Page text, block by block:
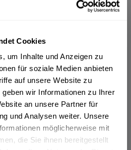
Cookies
um Inhalte und Anzeigen zu
für soziale Medien anbieten
auf unsere Website zu
wir Informationen zu Ihrer
an unsere Partner für
und Analysen weiter. Unsere
möglicherweise mit
die Sie ihnen bereitgestellt
von Überkinger nach
das Mineralwasser von
Pferden an die Umgebung
dann maschinell
wurden durch Glasflaschen
die größte Bohrkampagne
Überkingen statt. Dort wurden
Überkinger stellt
Mineralwasser her, darunter
und Royal. Das Wasser